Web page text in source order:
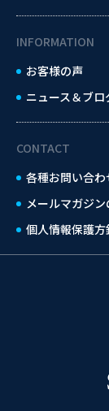
INFORMATION
お客様の声
ニュース＆ブロ
CONTACT
各種お問い合
メールマガジ
個人情報保護方